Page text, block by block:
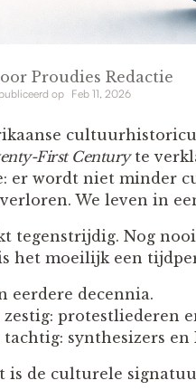
Proudies Redactie
op Feb 11, 2026
First Centuryte
er wordt niet minder
We leven in
tegenstrijdig. Nog
het moeilijk een
eerdere decennia.
zestig: protestliederen
synthesizers en
is de culturele